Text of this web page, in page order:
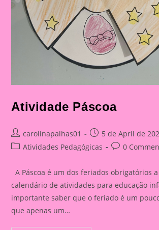
Atividade Páscoa
Post
author:
carolinapalhas01
Post
published:
5 de April de
PostAtividades Pedagógicas
Post0
A Páscoa é um dos feriados obrigatórios
calendário de atividades para educação
importante saber que o feriado é um
que apenas um…